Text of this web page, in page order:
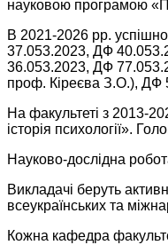
науковою програмою
В 2021-2026 рр.
37.053.2023, ДФ
36.053.2023, ДФ
проф. Кіреєва З.О.), ДФ
На факультеті з 2013-
історія психології».
Науково-дослідна
Викладачі беруть
всеукраїнських та
Кожна кафедра